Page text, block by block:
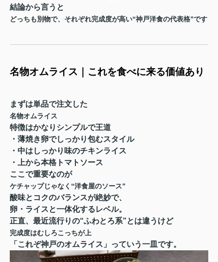
結論から言うと
どっちも別物で、それぞれ完成度が高い“神戸洋食の代表格”です
名物オムライス｜これを食べに来る価値あり
まずは単品で注文した
名物オムライス
特徴はかなりシンプルで王道
・薄焼き卵でしっかり包むスタイル
・中はしっかり味のチキンライス
・上から本格トマトソース
ここで重要なのが
ケチャップじゃなく“洋食屋のソース”
酸味とコクのバランスが絶妙で、
卵・ライスと一体化するレベル。
正直、最近流行りの“ふわとろ系”とは違うけど
完成度はむしろこっちが上
「これぞ神戸のオムライス」っていう一皿です。